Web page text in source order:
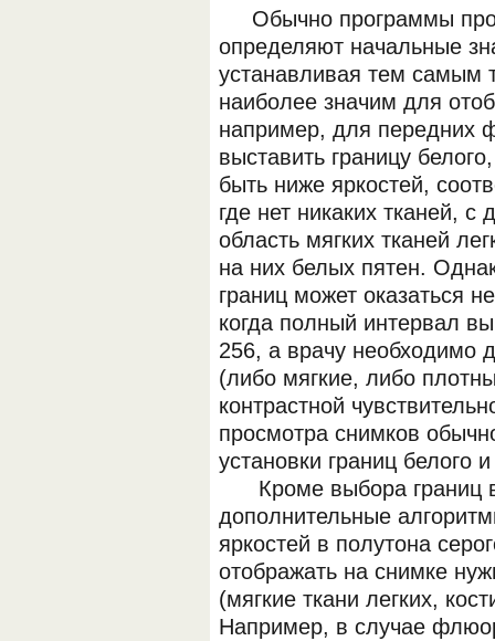
Обычно программы
определяют начальные
устанавливая тем самым
наиболее значим для
например, для передних
выставить границу
быть ниже яркостей,
где нет никаких тканей, с
область мягких тканей
на них белых пятен.
границ может оказаться
когда полный интервал
256, а врачу необходимо
(либо мягкие, либо
контрастной
просмотра снимков
установки границ белого
Кроме выбора границ
дополнительные
яркостей в полутона
отображать на снимке
(мягкие ткани легких,
Например, в случае